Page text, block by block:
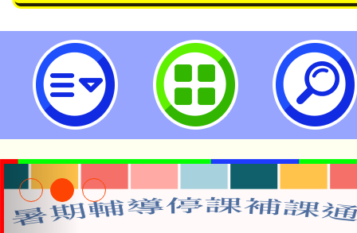
neilrpjhstyc網站設計者：徐嘉